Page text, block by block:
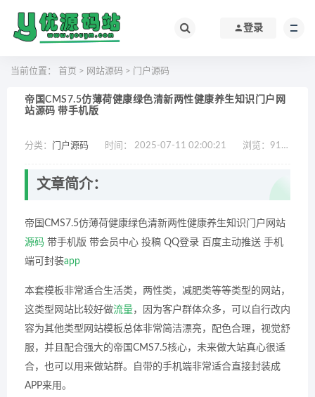
登录
当前位置： 首页 > 网站源码 > 门户源码
帝国CMS7.5仿薄荷健康绿色清新两性健康养生知识门户网
站源码 带手机版
分类： 门户源码 时间： 2025-07-11 02:00:21 浏览： 917
文章简介：
帝国CMS7.5仿薄荷健康绿色清新两性健康养生知识门户网站
源码 带手机版 带会员中心 投稿 QQ登录 百度主动推送 手机
端可封装app
本套模板非常适合生活类，两性类，减肥类等等类型的网站，
这类型网站比较好做流量，因为客户群体众多，可以自行改内
容为其他类型网站模板总体非常简洁漂亮，配色合理，视觉舒
服，并且配合强大的帝国CMS7.5核心，未来做大站真心很适
合，也可以用来做站群。自带的手机端非常适合直接封装成
APP来用。